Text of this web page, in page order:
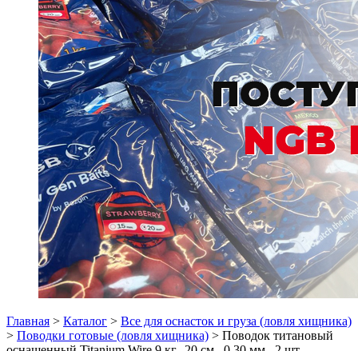
Главная > Каталог > Все для оснасток и груза (ловля хищника)
> Поводки готовые (ловля хищника) > Поводок титановый